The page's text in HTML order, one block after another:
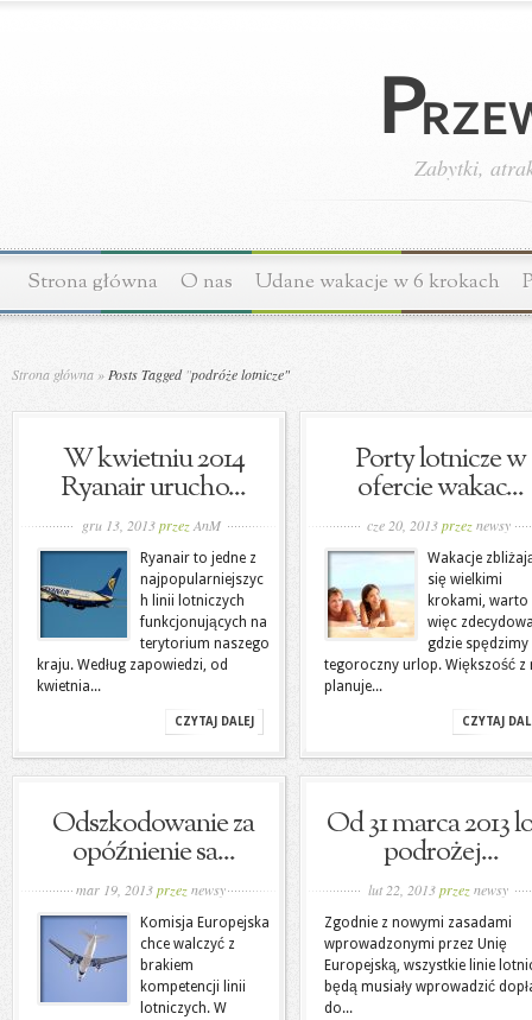
Zabytki,
Strona główna O nas Udane wakacje w 6 krokach
Strona główna » Posts Tagged "podróże lotnicze"
W kwietniu 2014
Ryanair urucho...
gru 13, 2013przez AnM
Ryanair to jedne z
najpopularniejszyc
h linii lotniczych
funkcjonujących na
terytorium naszego
kraju. Według zapowiedzi, od
kwietnia...
CZYTAJ DALEJ
Porty lotnicze w
ofercie wakac...
cze 20, 2013przez newsy
Wakacje
się wielkimi
krokami, warto
więc
gdzie spędzimy
tegoroczny urlop. Większość z
planuje...
CZYTAJ
Odszkodowanie za
opóźnienie sa...
mar 19, 2013przeznewsy
Komisja Europejska
chce walczyć z
brakiem
kompetencji linii
lotniczych. W
Od 31 marca 2013
podrożej...
lut 22, 2013przeznewsy
Zgodnie z nowymi zasadami
wprowadzonymi przez Unię
Europejską, wszystkie linie
będą musiały wprowadzić
do...